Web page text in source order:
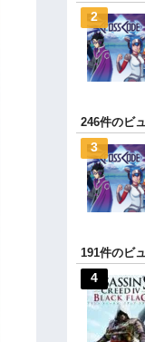
246件のビ
191件のビ